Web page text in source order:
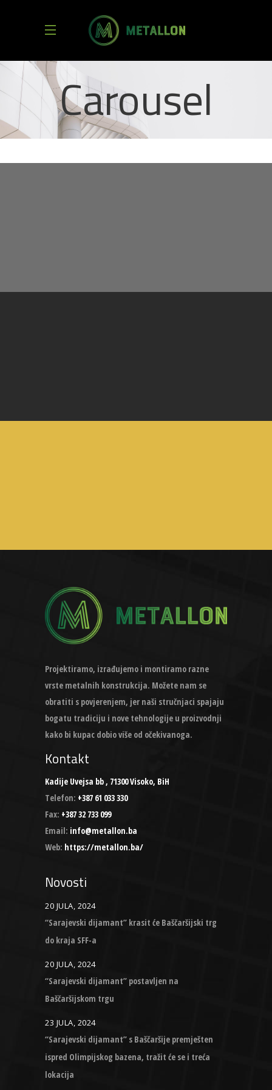
Carousel
Projektiramo, izrađujemo i montiramo razne
vrste metalnih konstrukcija. Možete nam se
obratiti s povjerenjem, jer naši stručnjaci spajaju
bogatu tradiciju i nove tehnologije u proizvodnji
kako bi kupac dobio više od očekivanoga.
Kontakt
Kadije Uvejsa bb , 71300 Visoko, BiH
Telefon: +387 61 033 330
Fax: +387 32 733 099
Email: info@metallon.ba
Web: https://metallon.ba/
Novosti
20 JULA, 2024
“Sarajevski dijamant” krasit će Baščaršijski trg
do kraja SFF-a
20 JULA, 2024
“Sarajevski dijamant” postavljen na
Baščaršijskom trgu
23 JULA, 2024
“Sarajevski dijamant” s Baščaršije premješten
ispred Olimpijskog bazena, tražit će se i treća
lokacija